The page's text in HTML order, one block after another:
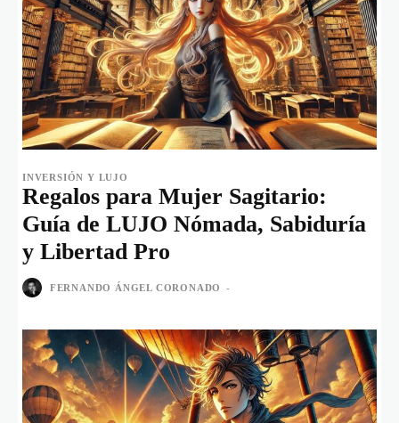
INVERSIÓN Y LUJO
Regalos para Mujer Sagitario:
Guía de LUJO Nómada, Sabiduría
y Libertad Pro
FERNANDO ÁNGEL CORONADO -